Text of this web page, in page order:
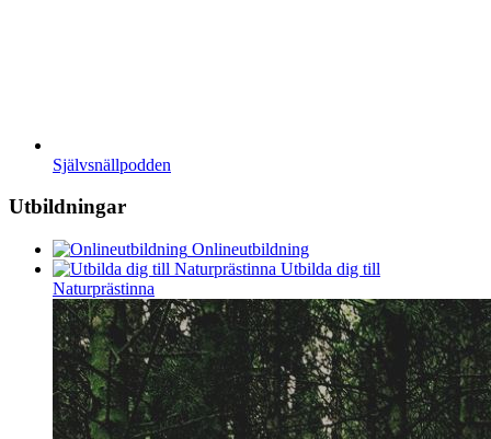
Självsnällpodden
Utbildningar
Onlineutbildning
Utbilda dig till
Naturprästinna